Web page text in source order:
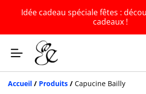
Idée cadeau spéciale fêtes :
cadeaux !
Accueil / Produits / Capucine Bailly